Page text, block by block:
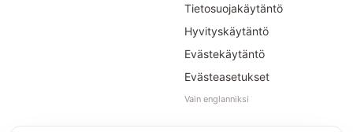
Tietosuojakäytäntö
Hyvityskäytäntö
Evästekäytäntö
Evästeasetukset
Vain englanniksi